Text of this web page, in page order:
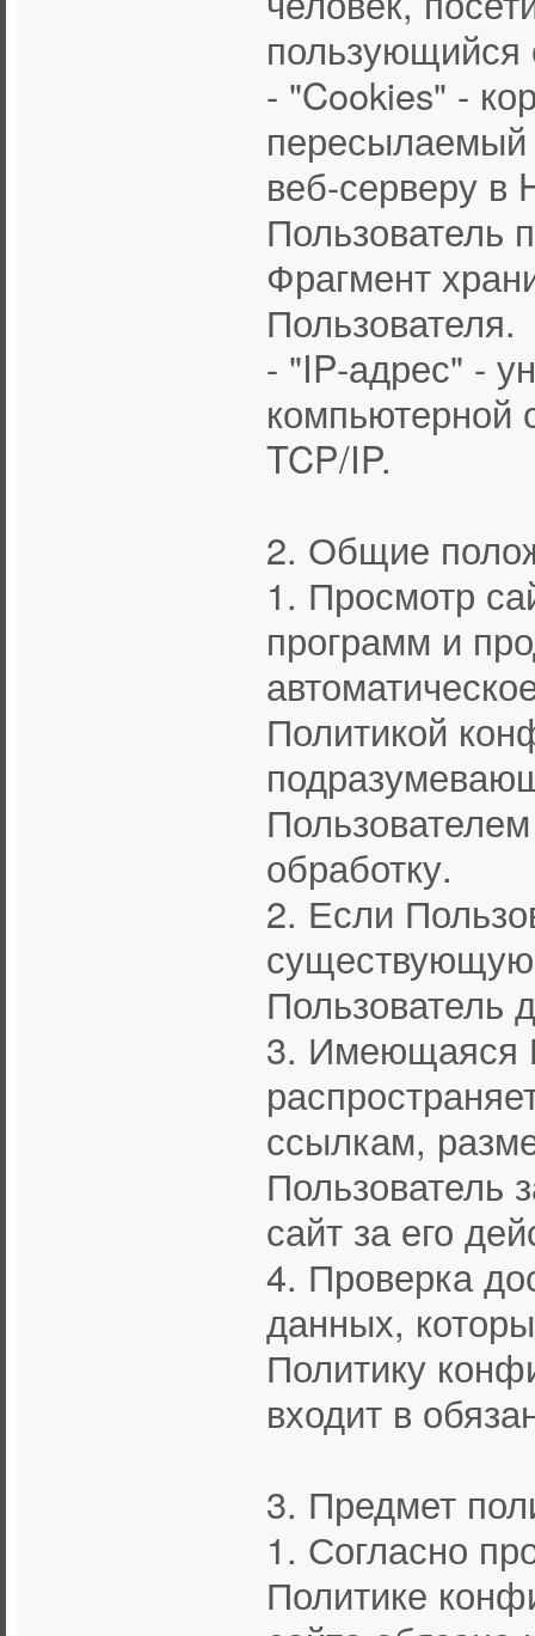
пользующийся
- "Cookies" -
пересылаемый
веб-серверу в
Пользователь
Фрагмент
Пользователя.
- "IP-адрес" -
компьютерной
TCP/IP.
2. Общие
1. Просмотр
программ и
Политикой
обработку.
2. Если
существующую
Пользователь
3. Имеющаяся
ссылкам,
Пользователь
сайт за его
4. Проверка
данных,
Политику
входит в
3. Предмет
1. Согласно
Политике